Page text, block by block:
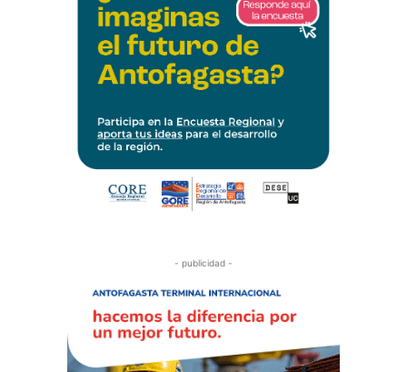
- publicidad -